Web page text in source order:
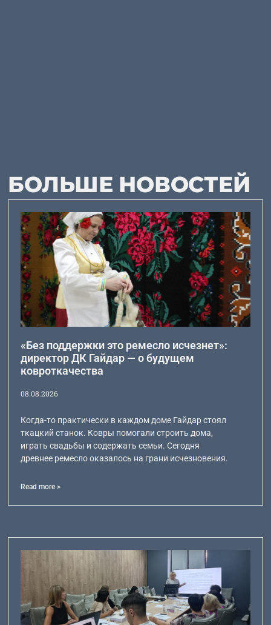
БОЛЬШЕ НОВОСТЕЙ
«Без поддержки это ремесло исчезнет»:
директор ДК Гайдар — о будущем
ковроткачества
08.08.2026
Когда-то практически в каждом доме Гайдар стоял
ткацкий станок. Ковры помогали строить дома,
играть свадьбы и содержать семьи. Сегодня
древнее ремесло оказалось на грани исчезновения.
Read more >